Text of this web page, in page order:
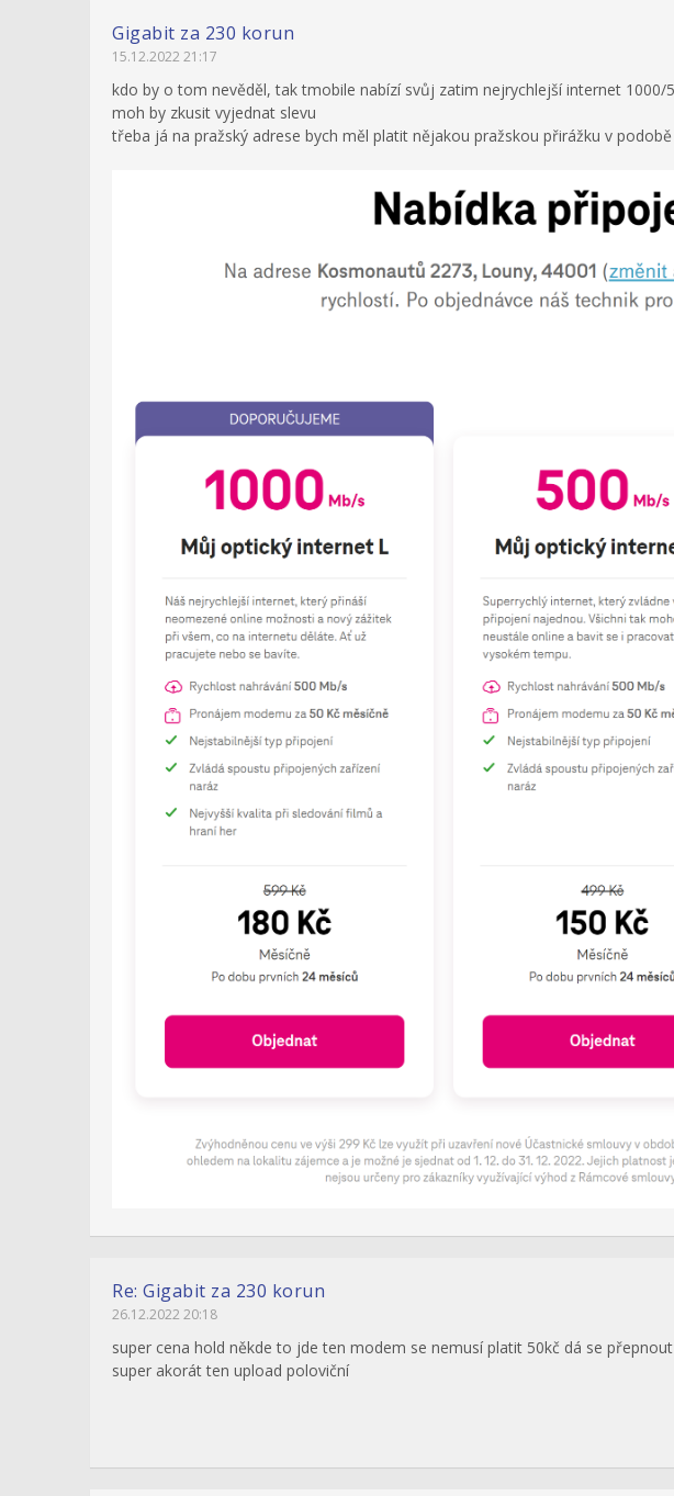
Gigabit za 230 korun
15.12.2022 21:17
kdo by o tom nevěděl, tak tmobile nabízí svůj zatim nejrychlejší internet
moh by zkusit vyjednat slevu
třeba já na pražský adrese bych měl platit nějakou pražskou přirážku v
Re: Gigabit za 230 korun
26.12.2022 20:18
super cena hold někde to jde ten modem se nemusí platit 50kč dá se
super akorát ten upload poloviční